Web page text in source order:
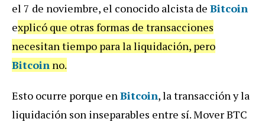
el 7 de noviembre, el conocido alcista de Bitcoin
explicó que otras formas de transacciones
necesitan tiempo para la liquidación, pero
Bitcoin no.
Esto ocurre porque enBitcoin, la transacción y la
liquidación son inseparables entre sí. Mover BTC